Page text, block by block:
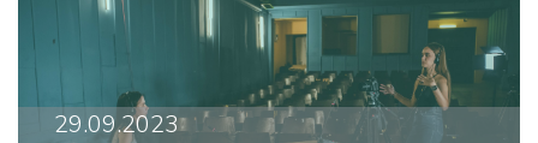
29.09.2023